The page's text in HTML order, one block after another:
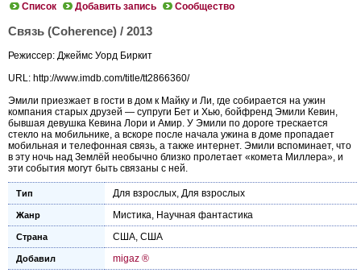
Список Добавить запись Сообщество
Связь (Coherence) / 2013
Режиссер: Джеймс Уорд Биркит
URL: http://www.imdb.com/title/tt2866360/
Эмили приезжает в гости в дом к Майку и Ли, где собирается на ужин
компания старых друзей — супруги Бет и Хью, бойфренд Эмили Кевин,
бывшая девушка Кевина Лори и Амир. У Эмили по дороге трескается
стекло на мобильнике, а вскоре после начала ужина в доме пропадает
мобильная и телефонная связь, а также интернет. Эмили вспоминает, что
в эту ночь над Землёй необычно близко пролетает «комета Миллера», и
эти события могут быть связаны с ней.
Тип Для взрослых, Для взрослых
Жанр Мистика, Научная фантастика
Страна США, США
Добавил migaz ®